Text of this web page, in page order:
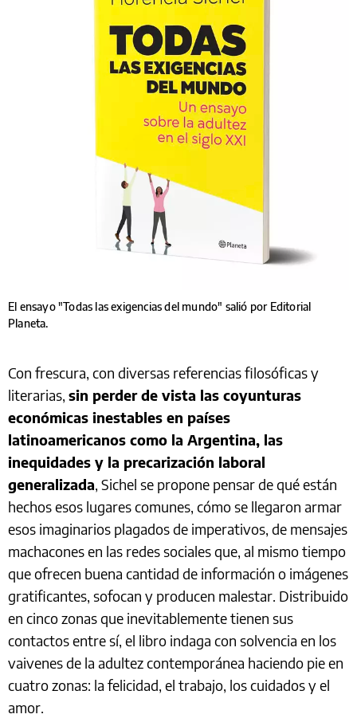
El ensayo "Todas las exigencias del mundo" salió por Editorial
Planeta.
Con frescura, con diversas referencias filosóficas y
literarias, sin perder de vista las coyunturas
económicas inestables en países
latinoamericanos como la Argentina, las
inequidades y la precarización laboral
generalizada, Sichel se propone pensar de qué están
hechos esos lugares comunes, cómo se llegaron armar
esos imaginarios plagados de imperativos, de mensajes
machacones en las redes sociales que, al mismo tiempo
que ofrecen buena cantidad de información o imágenes
gratificantes, sofocan y producen malestar. Distribuido
en cinco zonas que inevitablemente tienen sus
contactos entre sí, el libro indaga con solvencia en los
vaivenes de la adultez contemporánea haciendo pie en
cuatro zonas: la felicidad, el trabajo, los cuidados y el
amor.